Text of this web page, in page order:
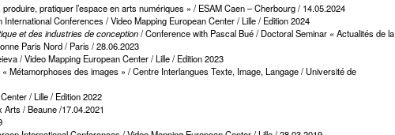
pratiquer l’espace en arts numériques » / ESAM Caen – Cherbourg / 14.05.2024
Conferences / Video Mapping European Center / Lille / Edition 2024
et des industries de conception/ Conference with Pascal Bué / Doctoral Seminar « Actualités de la
Paris Nord / Paris / 28.06.2023
/ Video Mapping European Center / Lille / Edition 2023
Métamorphoses des images » / Centre Interlangues Texte, Image, Langage / Université de
/ Lille / Edition 2022
/ Beaune /17.04.2021